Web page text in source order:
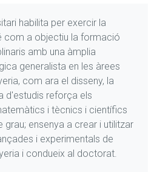
habilita per exercir la
com a objectiu la formació
amb una àmplia
generalista en les àrees
com ara el disseny, la
d'estudis reforça els
i tècnics i científics
grau; ensenya a crear i utilitzar
i experimentals de
i condueix al doctorat.